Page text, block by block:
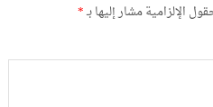
الإلزامية مشار إليها بـ*